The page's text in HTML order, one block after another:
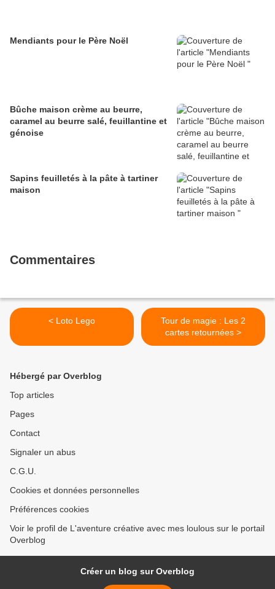
Mendiants pour le Père Noël
Bûche maison crème au beurre,
caramel au beurre salé, feuillantine et
génoise
Sapins feuilletés à la pâte à tartiner
maison
Commentaires
< Loto Lego
Tour de magie : Les 2
cartes retournées >
Hébergé par Overblog
Top articles
Pages
Contact
Signaler un abus
C.G.U.
Cookies et données personnelles
Préférences cookies
Voir le profil de L'aventure créative avec mes loulous sur le portail
Overblog
Créer un blog sur Overblog